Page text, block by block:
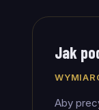
Jak
Aby